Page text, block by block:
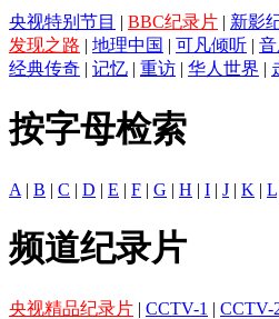
央视特别节目 | BBC纪录片 | 新影
发现之路 | 地理中国 | 可凡倾听 |
经典传奇 | 记忆 | 重访 | 华人世界 |
按字母检索
A | B | C | D | E | F | G | H | I | J | K | L
频道纪录片
央视精品纪录片 | CCTV-1 | CCTV-